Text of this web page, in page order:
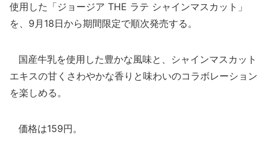
使用した「ジョージア THE ラテ シャインマスカット」
を、9月18日から期間限定で順次発売する。
国産牛乳を使用した豊かな風味と、シャインマスカット
エキスの甘くさわやかな香りと味わいのコラボレーション
を楽しめる。
価格は159円。